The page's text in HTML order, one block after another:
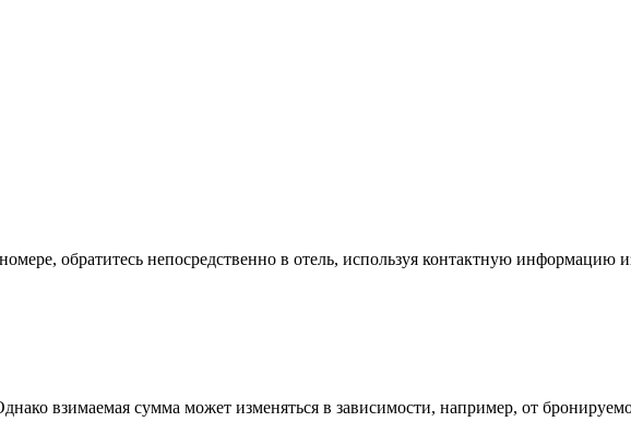
обратитесь непосредственно в отель, используя контактную информацию
взимаемая сумма может изменяться в зависимости, например, от